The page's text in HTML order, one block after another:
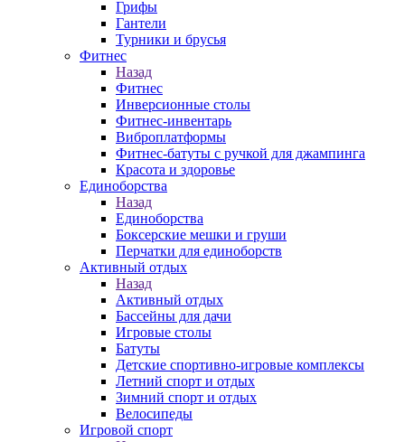
Грифы
Гантели
Турники и брусья
Фитнес
Назад
Фитнес
Инверсионные столы
Фитнес-инвентарь
Виброплатформы
Фитнес-батуты с ручкой для джампинга
Красота и здоровье
Единоборства
Назад
Единоборства
Боксерские мешки и груши
Перчатки для единоборств
Активный отдых
Назад
Активный отдых
Бассейны для дачи
Игровые столы
Батуты
Детские спортивно-игровые комплексы
Летний спорт и отдых
Зимний спорт и отдых
Велосипеды
Игровой спорт